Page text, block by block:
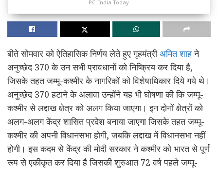
PC: India Today
बीते सोमवार को ऐतिहासिक निर्णय लेते हुए गृहमंत्रीअमित शाहने
अनुच्छेद 370 के उन सभी प्रावधानों को निष्क्रिय कर दिया है,
जिसके तहत जम्मू-कश्मीर के नागरिकों को विशेषाधिकार दिये गये थे।
अनुच्छेद 370 हटाने के अलावा उन्होंने यह भी घोषणा की कि जम्मू-
कश्मीर से लद्दाख क्षेत्र को अलग किया जाएगा। इन दोनों क्षेत्रों को
अलग-अलग केंद्र शासित प्रदेश बनाया जाएगा जिसके तहत जम्मू-
कश्मीर की अपनी विधानसभा होगी, जबकि लद्दाख में विधानसभा नहीं
होगी। इस कदम से केंद्र की मोदी सरकार ने कश्मीर को भारत से पूर्ण
रूप से एकीकृत कर दिया है जिसकी शुरुआत 72 वर्ष पहले जम्मू-